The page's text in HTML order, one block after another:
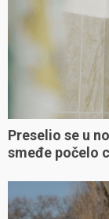
Preselio se u
smeđe počelo